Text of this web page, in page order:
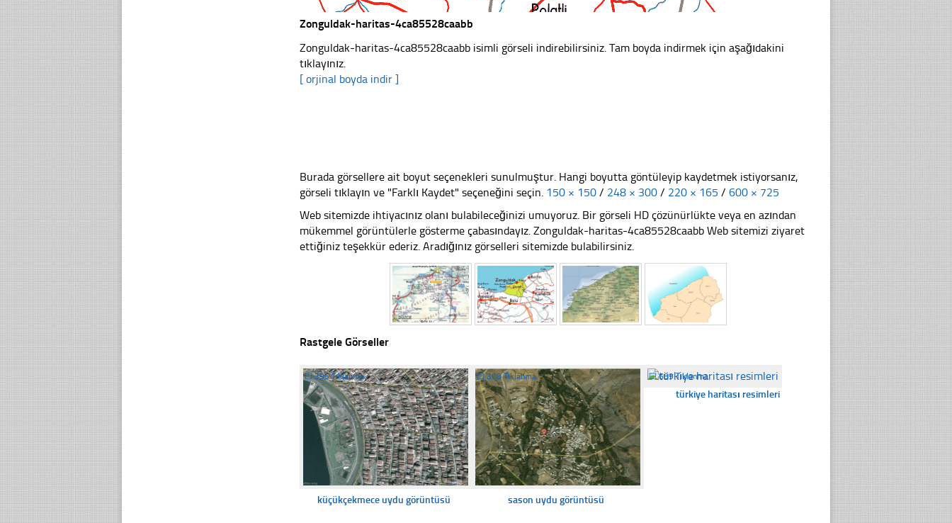
Zonguldak-haritas-4ca85528caabb
Zonguldak-haritas-4ca85528caabb isimli görseli indirebilirsiniz. Tam boyda indirmek için aşağıdakini
tıklayınız.
[ orjinal boyda indir ]
Burada görsellere ait boyut seçenekleri sunulmuştur. Hangi boyutta göntüleyip kaydetmek istiyorsanız,
görseli tıklayın ve "Farklı Kaydet" seçeneğini seçin. 150 × 150 / 248 × 300 / 220 × 165 / 600 × 725
Web sitemizde ihtiyacınız olanı bulabileceğinizi umuyoruz. Bir görseli HD çözünürlükte veya en azından
mükemmel görüntülerle gösterme çabasındayız. Zonguldak-haritas-4ca85528caabb Web sitemizi ziyaret
ettiğiniz teşekkür ederiz. Aradığınız görselleri sitemizde bulabilirsiniz.
Rastgele Görseller
☐395 Tıklanma
küçükçekmece uydu görüntüsü
☐308 Tıklanma
sason uydu görüntüsü
☐689 Tıklanma
türkiye haritası resimleri